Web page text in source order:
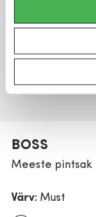
BOSS
Meeste pintsak
Värv: Must